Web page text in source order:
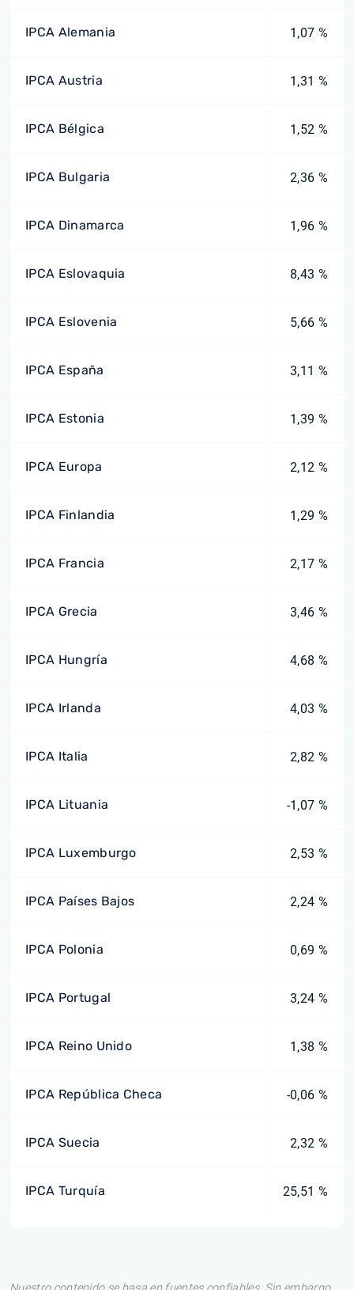
IPCA Alemania 1,07 %
IPCA Austria 1,31 %
IPCA Bélgica 1,52 %
IPCA Bulgaria 2,36 %
IPCA Dinamarca 1,96 %
IPCA Eslovaquia 8,43 %
IPCA Eslovenia 5,66 %
IPCA España 3,11 %
IPCA Estonia 1,39 %
IPCA Europa 2,12 %
IPCA Finlandia 1,29 %
IPCA Francia 2,17 %
IPCA Grecia 3,46 %
IPCA Hungría 4,68 %
IPCA Irlanda 4,03 %
IPCA Italia 2,82 %
IPCA Lituania -1,07 %
IPCA Luxemburgo 2,53 %
IPCA Países Bajos 2,24 %
IPCA Polonia 0,69 %
IPCA Portugal 3,24 %
IPCA Reino Unido 1,38 %
IPCA República Checa -0,06 %
IPCA Suecia 2,32 %
IPCA Turquía 25,51 %